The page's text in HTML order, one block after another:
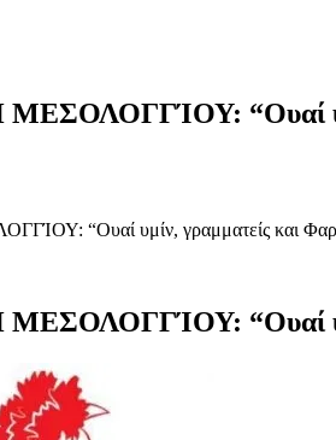
“Ουαί υμίν,
“Ουαί υμίν, γραμματείς και
“Ουαί υμίν,